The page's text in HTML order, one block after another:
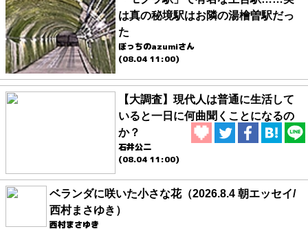
は真の秘境駅はお隣の湯檜曽駅だっ
た
ぼっちのazumiさん
(08.04 11:00)
【大調査】現代人は普通に生活して
いると一日に何曲聞くことになるの
か？
石井公二
(08.04 11:00)
ベランダに咲いた小さな花（2026.8.4 朝エッセイ/
西村まさゆき）
西村まさゆき